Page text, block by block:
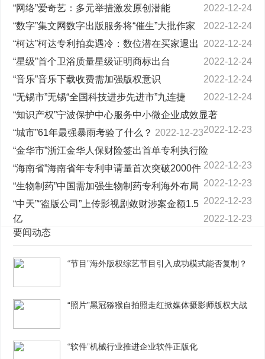
“网络”爱奇艺：多元举措激发原创潜能
2022-12-24
“数字”集文网数字出版服务将“催生”大批作家
2022-12-24
“柯达”柯达专利拍卖遇冷：数位潜在买家退出
2022-12-24
“星级”首个卫浴质量星级证明商标出台
2022-12-24
“音乐”音乐下载收费需加强版权意识
2022-12-24
“无锡市”无锡“全国科技进步先进市”九连捷
2022-12-24
“知识产权”宁波保护中心服务中小微企业成效显著
2022-12-23
“城市”61年最强暴雨考验了什么？ 2022-12-23
“金华市”浙江金华人保财险签出首单专利执行险
2022-12-23
“海南省”海南省年专利申请量首次突破2000件
2022-12-23
“生物制药”中国需加强生物制药专利海外布局
2022-12-23
“中天”“盗版公司”上传影视剧敛财涉案金额1.5
亿
2022-12-23
要闻动态
“节目”海外版权综艺节目引入成功模式能否复制？
“照片”黑冠猕猴自拍照走红掀媒体摄影师版权大战
“软件”机械行业推进企业软件正版化